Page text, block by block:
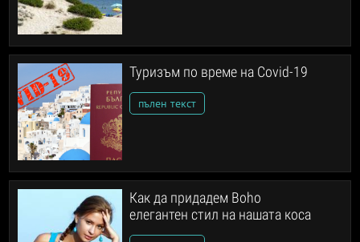
Туризъм по време на Covid-19
пълен текст
Как да придадем Boho
елегантен стил на нашата коса